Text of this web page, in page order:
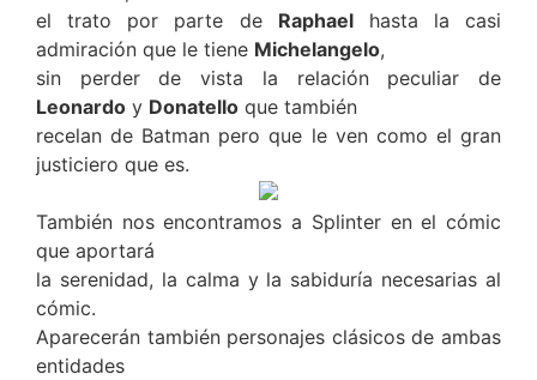
el trato por parte de Raphaelhasta la casi
admiración que le tiene Michelangelo,
sin perder de vista la relación peculiar de
Leonardo y Donatello que también
recelan de Batman pero que le ven como el gran
justiciero que es.
También nos encontramos a Splinter en el cómic
que aportará
la serenidad, la calma y la sabiduría necesarias al
cómic.
Aparecerán también personajes clásicos de ambas
entidades